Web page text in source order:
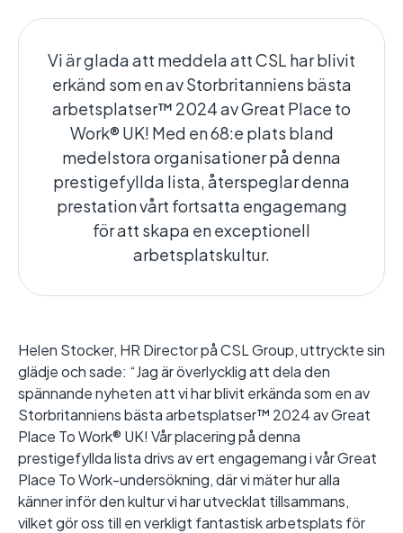
Vi är glada att meddela att CSL har blivit
erkänd som en av Storbritanniens bästa
arbetsplatser™ 2024 av Great Place to
Work® UK! Med en 68:e plats bland
medelstora organisationer på denna
prestigefyllda lista, återspeglar denna
prestation vårt fortsatta engagemang
för att skapa en exceptionell
arbetsplatskultur.
Helen Stocker, HR Director på CSL Group, uttryckte sin
glädje och sade: “Jag är överlycklig att dela den
spännande nyheten att vi har blivit erkända som en av
Storbritanniens bästa arbetsplatser™ 2024 av Great
Place To Work® UK! Vår placering på denna
prestigefyllda lista drivs av ert engagemang i vår Great
Place To Work-undersökning, där vi mäter hur alla
känner inför den kultur vi har utvecklat tillsammans,
vilket gör oss till en verkligt fantastisk arbetsplats för